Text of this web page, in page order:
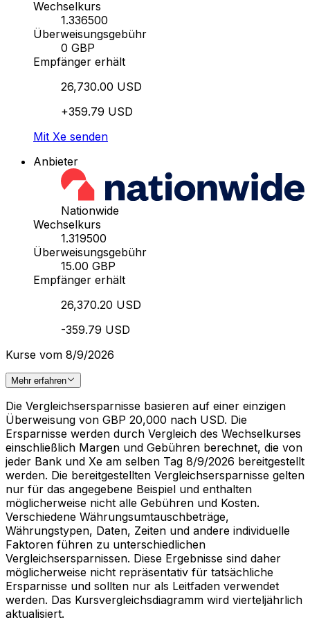
Wechselkurs
1.336500
Überweisungsgebühr
0 GBP
Empfänger erhält
26,730.00 USD
+359.79 USD
Mit Xe senden
Anbieter
Nationwide
Wechselkurs
1.319500
Überweisungsgebühr
15.00 GBP
Empfänger erhält
26,370.20 USD
-359.79 USD
Kurse vom 8/9/2026
Mehr erfahren
Die Vergleichsersparnisse basieren auf einer einzigen
Überweisung von GBP 20,000 nach USD. Die
Ersparnisse werden durch Vergleich des Wechselkurses
einschließlich Margen und Gebühren berechnet, die von
jeder Bank und Xe am selben Tag 8/9/2026 bereitgestellt
werden. Die bereitgestellten Vergleichsersparnisse gelten
nur für das angegebene Beispiel und enthalten
möglicherweise nicht alle Gebühren und Kosten.
Verschiedene Währungsumtauschbeträge,
Währungstypen, Daten, Zeiten und andere individuelle
Faktoren führen zu unterschiedlichen
Vergleichsersparnissen. Diese Ergebnisse sind daher
möglicherweise nicht repräsentativ für tatsächliche
Ersparnisse und sollten nur als Leitfaden verwendet
werden. Das Kursvergleichsdiagramm wird vierteljährlich
aktualisiert.